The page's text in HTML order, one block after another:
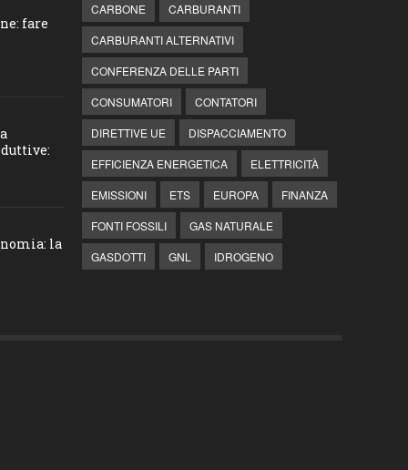
fare
la
CARBONE
CARBURANTI
CARBURANTI ALTERNATIVI
CONFERENZA DELLE PARTI
CONSUMATORI
CONTATORI
DIRETTIVE UE
DISPACCIAMENTO
EFFICIENZA ENERGETICA
ELETTRICITÀ
EMISSIONI
ETS EUROPA
FINANZA
FONTI FOSSILI
GAS NATURALE
GASDOTTI
GNL IDROGENO